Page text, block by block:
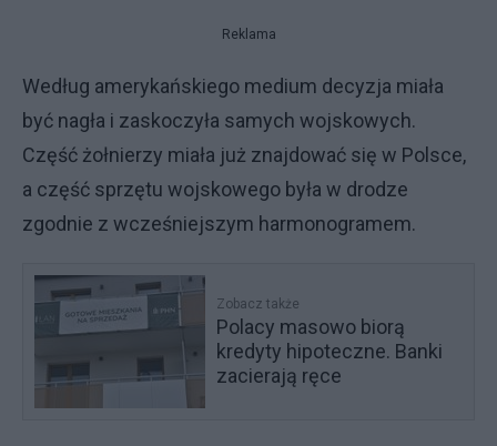
Reklama
Według amerykańskiego medium decyzja miała
być nagła i zaskoczyła samych wojskowych.
Część żołnierzy miała już znajdować się w Polsce,
a część sprzętu wojskowego była w drodze
zgodnie z wcześniejszym harmonogramem.
Zobacz także
Polacy masowo biorą
kredyty hipoteczne. Banki
zacierają ręce